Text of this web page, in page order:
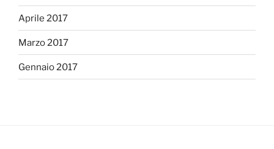
Aprile 2017
Marzo 2017
Gennaio 2017